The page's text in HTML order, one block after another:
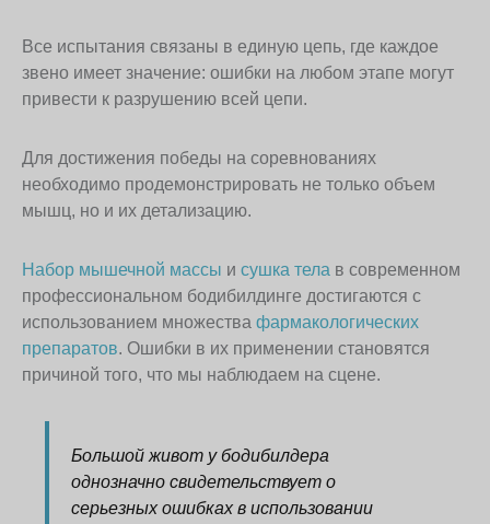
Все испытания связаны в единую цепь, где каждое
звено имеет значение: ошибки на любом этапе могут
привести к разрушению всей цепи.
Для достижения победы на соревнованиях
необходимо продемонстрировать не только объем
мышц, но и их детализацию.
Набор мышечной массы и сушка тела в современном
профессиональном бодибилдинге достигаются с
использованием множества фармакологических
препаратов. Ошибки в их применении становятся
причиной того, что мы наблюдаем на сцене.
Большой живот у бодибилдера
однозначно свидетельствует о
серьезных ошибках в использовании